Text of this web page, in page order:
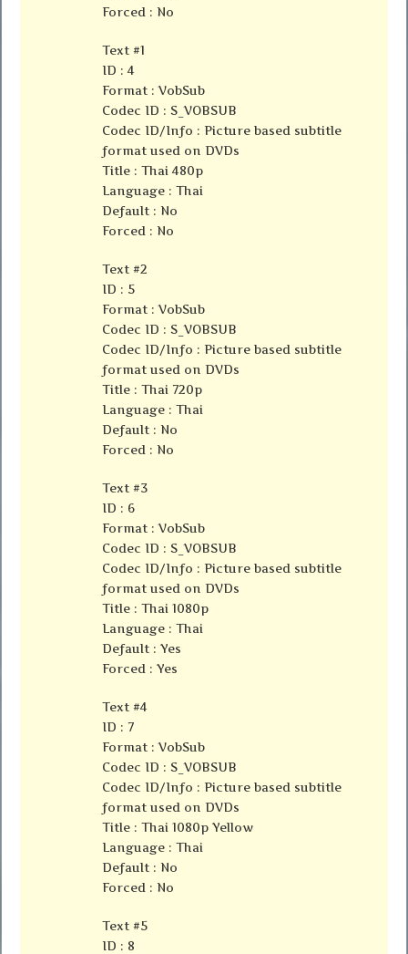
Forced : No
Text #1
ID : 4
Format : VobSub
Codec ID : S_VOBSUB
Codec ID/Info : Picture based subtitle
format used on DVDs
Title : Thai 480p
Language : Thai
Default : No
Forced : No
Text #2
ID : 5
Format : VobSub
Codec ID : S_VOBSUB
Codec ID/Info : Picture based subtitle
format used on DVDs
Title : Thai 720p
Language : Thai
Default : No
Forced : No
Text #3
ID : 6
Format : VobSub
Codec ID : S_VOBSUB
Codec ID/Info : Picture based subtitle
format used on DVDs
Title : Thai 1080p
Language : Thai
Default : Yes
Forced : Yes
Text #4
ID : 7
Format : VobSub
Codec ID : S_VOBSUB
Codec ID/Info : Picture based subtitle
format used on DVDs
Title : Thai 1080p Yellow
Language : Thai
Default : No
Forced : No
Text #5
ID : 8